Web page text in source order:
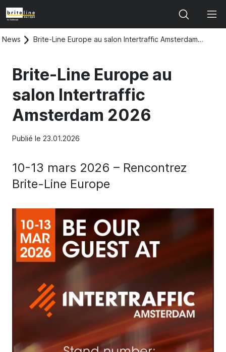
Search
News
Brite-Line Europe au salon Intertraffic Amsterdam
Brite-Line Europe au
salon Intertraffic
Amsterdam 2026
Publié le 23.01.2026
10-13 mars 2026 – Rencontrez
Brite-Line Europe